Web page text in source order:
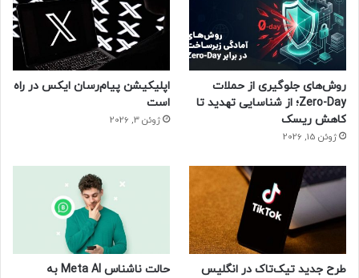
ناکارآمدی در تأمین امنیت اطلاعات
اگرچه سیستم عامل مورد استفاده از سوی شرکت اپل، به واسطه
تعداد کم کاربران به نسبت اندروید و دارا بودن سهم کمتری از بازار
تلفن همراه و رایانه‌های شخصی، بدافزارهای خطرناک شناخته شده
کمتری نسبت به دیگر سیستم عامل‌ها دارند؛ اما گزارش شرکت‌های
روش‌های جلوگیری از حملات
Zero-Day؛ از شناسایی تهدید تا
کاهش ریسک
ژوئن 15, 2026
اپلیکیشن پیام‌رسان ایکس در راه
است
ژوئن 3, 2026
طرح جدید تیک‌تاک در انگلیس
حالت ناشناس Meta AI به